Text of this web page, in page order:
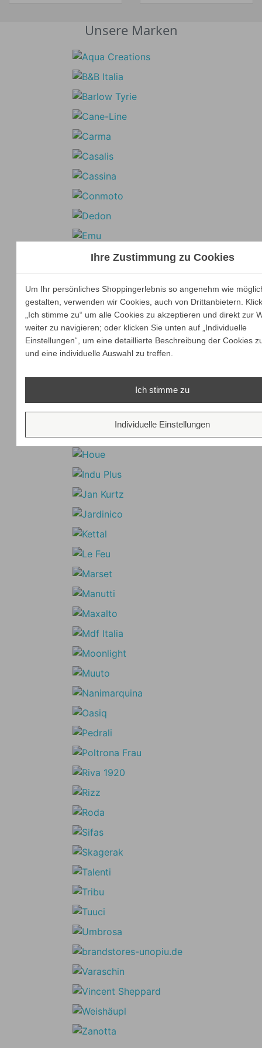
Unsere Marken
Ihre Zustimmung zu Cookies
Um Ihr persönliches Shoppingerlebnis so angenehm wie
gestalten, verwenden wir Cookies, auch von Drittanbietern.
„Ich stimme zu“ um alle Cookies zu akzeptieren und direkt zur
weiter zu navigieren; oder klicken Sie unten auf „Individuelle
Einstellungen“, um eine detaillierte Beschreibung der Cookies
und eine individuelle Auswahl zu treffen.
Ich stimme zu
Individuelle Einstellungen